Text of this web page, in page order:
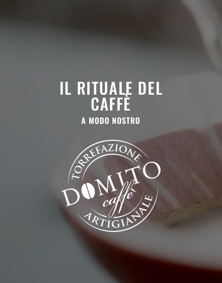
IL RITUALE DEL
CAFFÈ
A MODO NOSTRO